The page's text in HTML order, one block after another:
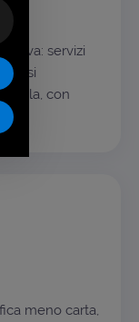
servizi
scala, con
meno carta,